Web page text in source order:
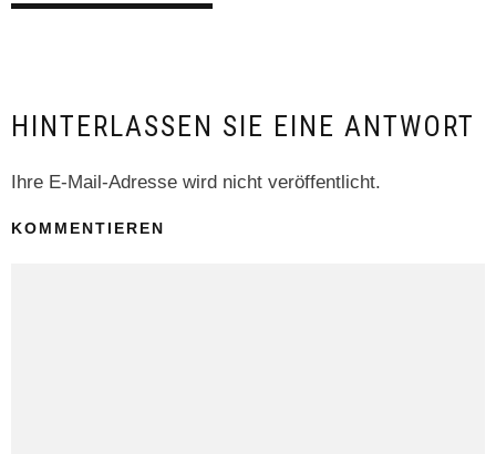
HINTERLASSEN SIE EINE ANTWORT
Ihre E-Mail-Adresse wird nicht veröffentlicht.
KOMMENTIEREN